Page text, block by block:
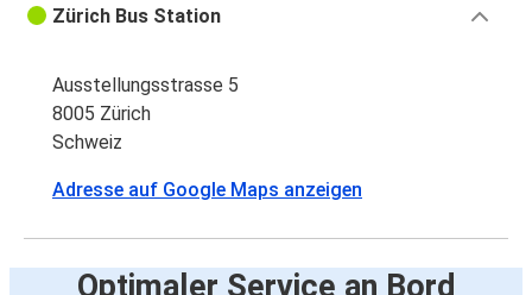
Zürich Bus Station
Ausstellungsstrasse 5
8005 Zürich
Schweiz
Adresse auf Google Maps anzeigen
Optimaler Service an Bord